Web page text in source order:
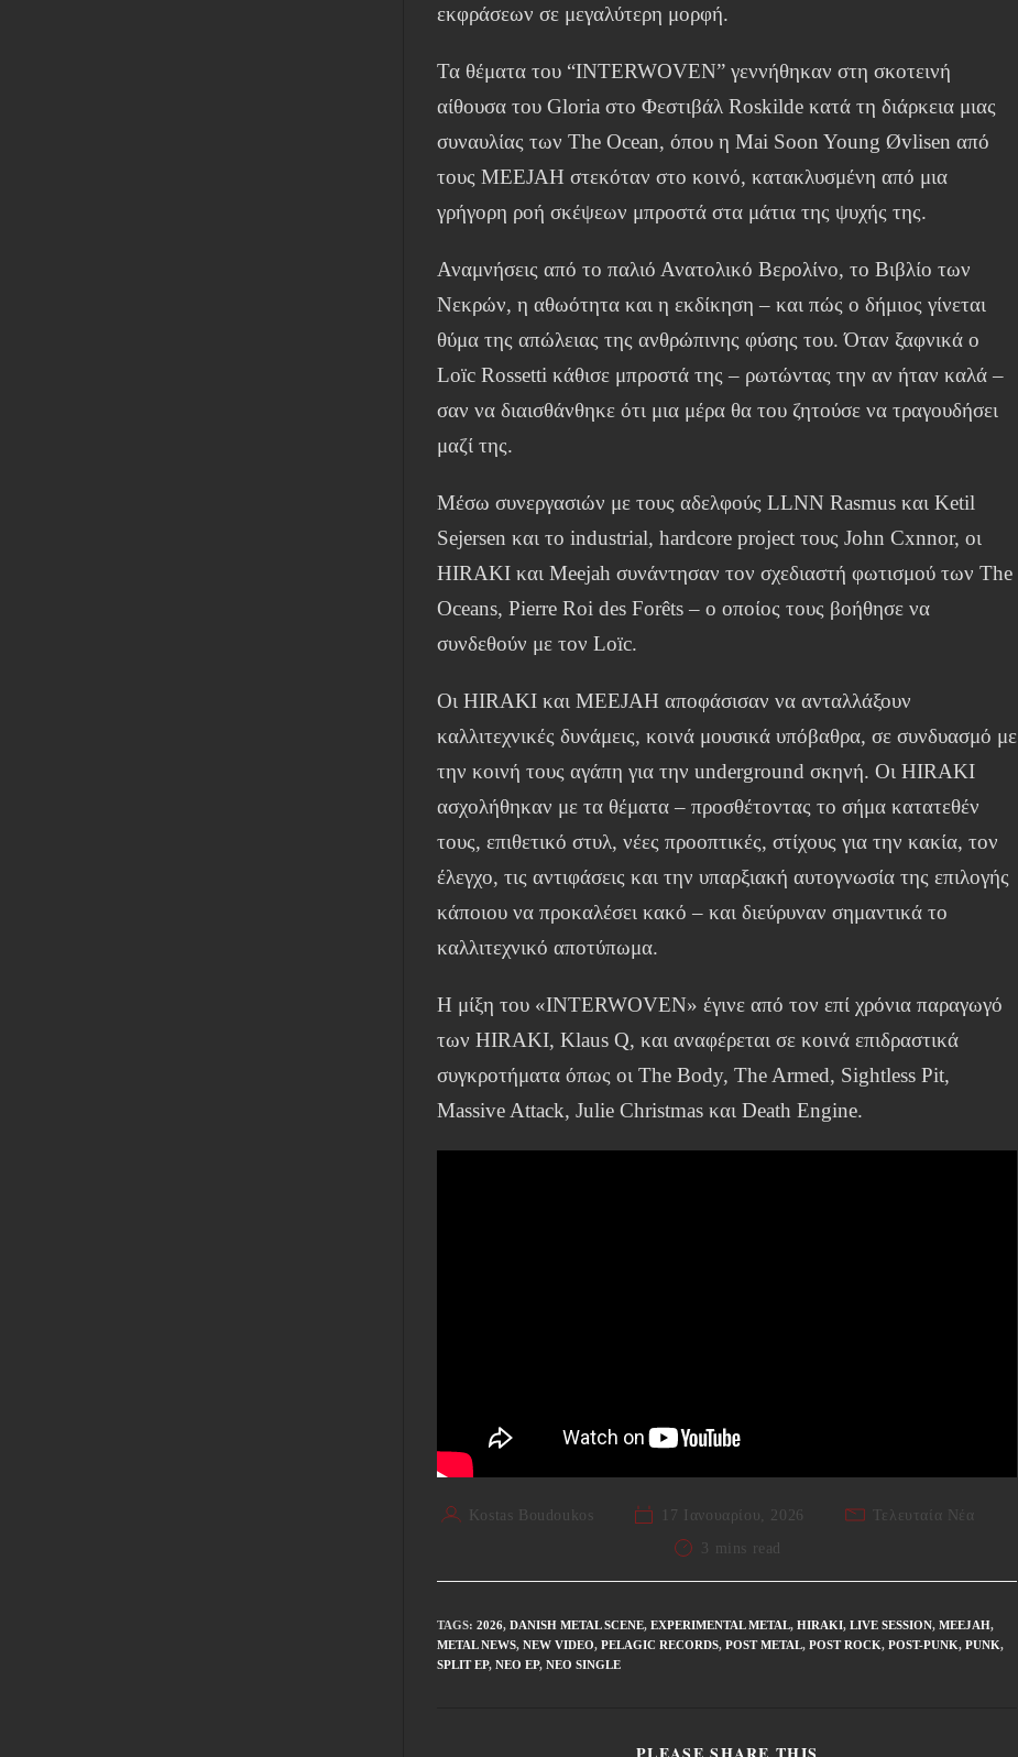
εκφράσεων σε μεγαλύτερη μορφή.
Τα θέματα του “INTERWOVEN” γεννήθηκαν στη σκοτεινή
αίθουσα του Gloria στο Φεστιβάλ Roskilde κατά τη διάρκεια μιας
συναυλίας των The Ocean, όπου η Mai Soon Young Øvlisen από
τους MEEJAH στεκόταν στο κοινό, κατακλυσμένη από μια
γρήγορη ροή σκέψεων μπροστά στα μάτια της ψυχής της.
Αναμνήσεις από το παλιό Ανατολικό Βερολίνο, το Βιβλίο των
Νεκρών, η αθωότητα και η εκδίκηση – και πώς ο δήμιος γίνεται
θύμα της απώλειας της ανθρώπινης φύσης του. Όταν ξαφνικά ο
Loïc Rossetti κάθισε μπροστά της – ρωτώντας την αν ήταν καλά –
σαν να διαισθάνθηκε ότι μια μέρα θα του ζητούσε να τραγουδήσει
μαζί της.
Μέσω συνεργασιών με τους αδελφούς LLNN Rasmus και Ketil
Sejersen και το industrial, hardcore project τους John Cxnnor, οι
HIRAKI και Meejah συνάντησαν τον σχεδιαστή φωτισμού των The
Oceans, Pierre Roi des Forêts – ο οποίος τους βοήθησε να
συνδεθούν με τον Loïc.
Οι HIRAKI και MEEJAH αποφάσισαν να ανταλλάξουν
καλλιτεχνικές δυνάμεις, κοινά μουσικά υπόβαθρα, σε συνδυασμό με
την κοινή τους αγάπη για την underground σκηνή. Οι HIRAKI
ασχολήθηκαν με τα θέματα – προσθέτοντας το σήμα κατατεθέν
τους, επιθετικό στυλ, νέες προοπτικές, στίχους για την κακία, τον
έλεγχο, τις αντιφάσεις και την υπαρξιακή αυτογνωσία της επιλογής
κάποιου να προκαλέσει κακό – και διεύρυναν σημαντικά το
καλλιτεχνικό αποτύπωμα.
Η μίξη του «INTERWOVEN» έγινε από τον επί χρόνια παραγωγό
των HIRAKI, Klaus Q, και αναφέρεται σε κοινά επιδραστικά
συγκροτήματα όπως οι The Body, The Armed, Sightless Pit,
Massive Attack, Julie Christmas και Death Engine.
Kostas Boudoukos 17 Ιανουαρίου, 2026
Τελευταία Νέα
3 mins read
TAGS:2026, DANISH METAL SCENE, EXPERIMENTAL METAL, HIRAKI, LIVE SESSION, MEEJAH,
METAL NEWS, NEW VIDEO, PELAGIC RECORDS, POST METAL, POST ROCK, POST-PUNK, PUNK,
SPLIT EP, ΝΈΟ EP, ΝΈΟ SINGLE